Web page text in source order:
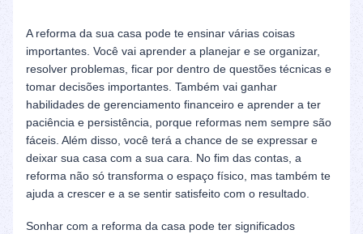
A reforma da sua casa pode te ensinar várias coisas
importantes. Você vai aprender a planejar e se organizar,
resolver problemas, ficar por dentro de questões técnicas e
tomar decisões importantes. Também vai ganhar
habilidades de gerenciamento financeiro e aprender a ter
paciência e persistência, porque reformas nem sempre são
fáceis. Além disso, você terá a chance de se expressar e
deixar sua casa com a sua cara. No fim das contas, a
reforma não só transforma o espaço físico, mas também te
ajuda a crescer e a se sentir satisfeito com o resultado.
Sonhar com a reforma da casa pode ter significados